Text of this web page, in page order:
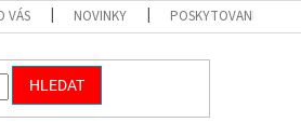
VÁS NOVINKY POSKYTOVANÉ SLUŽBY
HLEDAT